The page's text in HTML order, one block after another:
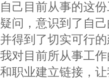
己目前从事的这
问，意识到了自
得到了切实可行
对目前所从事工
职业建立链接，